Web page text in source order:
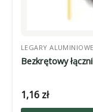
LEGARY
Bezkrętowy
1,16 zł